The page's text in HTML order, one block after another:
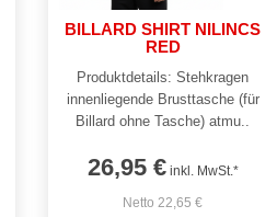
BILLARD SHIRT NILINCS
RED
Produktdetails: Stehkragen
innenliegende Brusttasche (für
Billard ohne Tasche) atmu..
26,95 €inkl. MwSt.*
Netto 22,65 €